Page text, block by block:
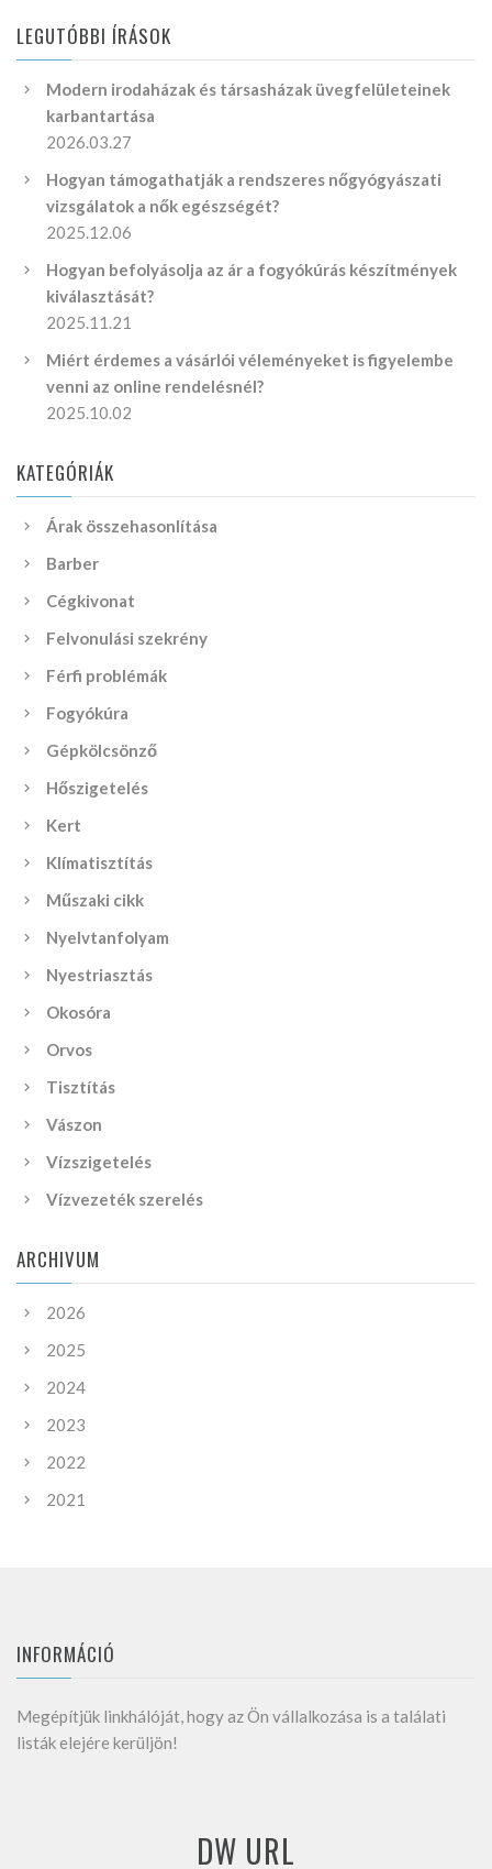
LEGUTÓBBI ÍRÁSOK
Modern irodaházak és társasházak üvegfelületeinek
karbantartása
2026.03.27
Hogyan támogathatják a rendszeres nőgyógyászati
vizsgálatok a nők egészségét?
2025.12.06
Hogyan befolyásolja az ár a fogyókúrás készítmények
kiválasztását?
2025.11.21
Miért érdemes a vásárlói véleményeket is figyelembe
venni az online rendelésnél?
2025.10.02
KATEGÓRIÁK
Árak összehasonlítása
Barber
Cégkivonat
Felvonulási szekrény
Férfi problémák
Fogyókúra
Gépkölcsönző
Hőszigetelés
Kert
Klímatisztítás
Műszaki cikk
Nyelvtanfolyam
Nyestriasztás
Okosóra
Orvos
Tisztítás
Vászon
Vízszigetelés
Vízvezeték szerelés
ARCHIVUM
2026
2025
2024
2023
2022
2021
INFORMÁCIÓ
Megépítjük linkhálóját, hogy az Ön vállalkozása is a találati
listák elejére kerüljön!
DW URL